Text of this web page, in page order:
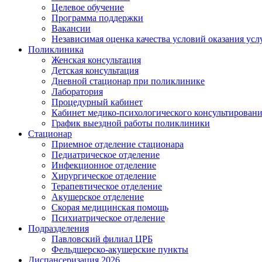
Целевое обучение
Программа поддержки
Вакансии
Независимая оценка качества условий оказания
Поликлиника
Женская консультация
Детская консультация
Дневной стационар при поликлинике
Лаборатория
Процедурный кабинет
Кабинет медико-психологического
График выездной работы поликлиники
Стационар
Приемное отделение стационара
Педиатрическое отделение
Инфекционное отделение
Хирургическое отделение
Терапевтическое отделение
Акушерское отделение
Скорая медицинская помощь
Психиатрическое отделение
Подразделения
Павловский филиал ЦРБ
Фельдшерско-акушерские пункты
Диспансеризация 2026